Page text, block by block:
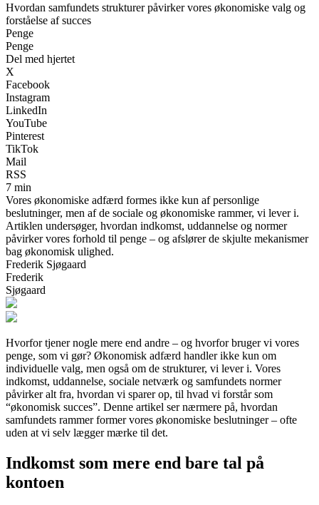
Hvordan samfundets strukturer påvirker vores økonomiske valg og
forståelse af succes
Penge
Penge
Del med hjertet
X
Facebook
Instagram
LinkedIn
YouTube
Pinterest
TikTok
Mail
RSS
7 min
Vores økonomiske adfærd formes ikke kun af personlige
beslutninger, men af de sociale og økonomiske rammer, vi lever i.
Artiklen undersøger, hvordan indkomst, uddannelse og normer
påvirker vores forhold til penge – og afslører de skjulte mekanismer
bag økonomisk ulighed.
Frederik Sjøgaard
Frederik
Sjøgaard
Hvorfor tjener nogle mere end andre – og hvorfor bruger vi vores
penge, som vi gør? Økonomisk adfærd handler ikke kun om
individuelle valg, men også om de strukturer, vi lever i. Vores
indkomst, uddannelse, sociale netværk og samfundets normer
påvirker alt fra, hvordan vi sparer op, til hvad vi forstår som
“økonomisk succes”. Denne artikel ser nærmere på, hvordan
samfundets rammer former vores økonomiske beslutninger – ofte
uden at vi selv lægger mærke til det.
Indkomst som mere end bare tal på
kontoen